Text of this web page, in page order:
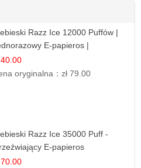
Razz Ice 12000 Puffów |
E-papieros |
Chłód
40.00
oryginalna：zł 79.00
Razz Ice 35000 Puff -
E-papieros
| IBVAPE
70.00